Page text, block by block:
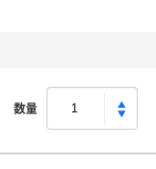
数量